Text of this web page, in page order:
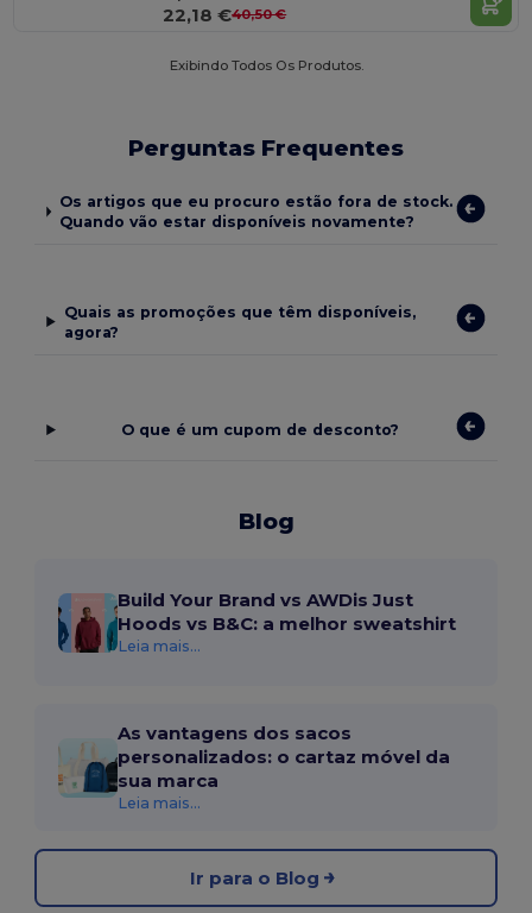
22,18 €40,50 €
Exibindo Todos Os Produtos.
Perguntas Frequentes
Os artigos que eu procuro estão fora de stock.
Quando vão estar disponíveis novamente?
Quais as promoções que têm disponíveis,
agora?
O que é um cupom de desconto?
Blog
Build Your Brand vs AWDis Just
Hoods vs B&C: a melhor sweatshirt
Leia mais...
As vantagens dos sacos
personalizados: o cartaz móvel da
sua marca
Leia mais...
Ir para o Blog